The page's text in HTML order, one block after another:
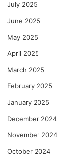
July 2025
June 2025
May 2025
April 2025
March 2025
February 2025
January 2025
December 2024
November 2024
October 2024